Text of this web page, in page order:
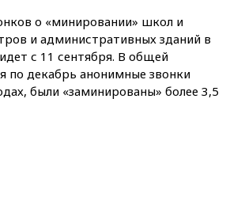
о «минировании» школ и
и административных зданий в
с 11 сентября. В общей
по декабрь анонимные звонки
были «заминированы» более 3,5